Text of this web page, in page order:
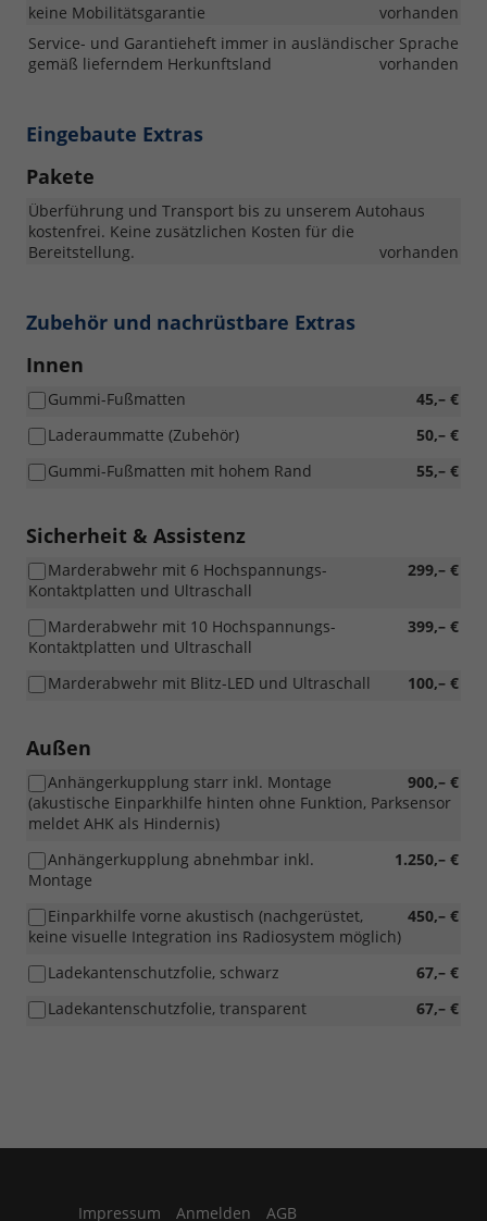
keine Mobilitätsgarantie
vorhanden
Service- und Garantieheft immer in ausländischer Sprache
gemäß lieferndem Herkunftsland
vorhanden
Eingebaute Extras
Pakete
Überführung und Transport bis zu unserem Autohaus
kostenfrei. Keine zusätzlichen Kosten für die
Bereitstellung.
vorhanden
Zubehör und nachrüstbare Extras
Innen
45,– €
Gummi-Fußmatten
50,– €
Laderaummatte (Zubehör)
55,– €
Gummi-Fußmatten mit hohem Rand
Sicherheit & Assistenz
299,– €
Marderabwehr mit 6 Hochspannungs-
Kontaktplatten und Ultraschall
399,– €
Marderabwehr mit 10 Hochspannungs-
Kontaktplatten und Ultraschall
100,– €
Marderabwehr mit Blitz-LED und Ultraschall
Außen
900,– €
Anhängerkupplung starr inkl. Montage
(akustische Einparkhilfe hinten ohne Funktion, Parksensor
meldet AHK als Hindernis)
1.250,– €
Anhängerkupplung abnehmbar inkl.
Montage
450,– €
Einparkhilfe vorne akustisch (nachgerüstet,
keine visuelle Integration ins Radiosystem möglich)
67,– €
Ladekantenschutzfolie, schwarz
67,– €
Ladekantenschutzfolie, transparent
Impressum Anmelden AGB